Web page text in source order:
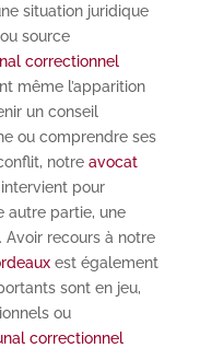
situation juridique
source
correctionnel
même l’apparition
un conseil
ou comprendre ses
notre avocat
pour
autre partie, une
recours à notre
est également
sont en jeu,
ou
correctionnel